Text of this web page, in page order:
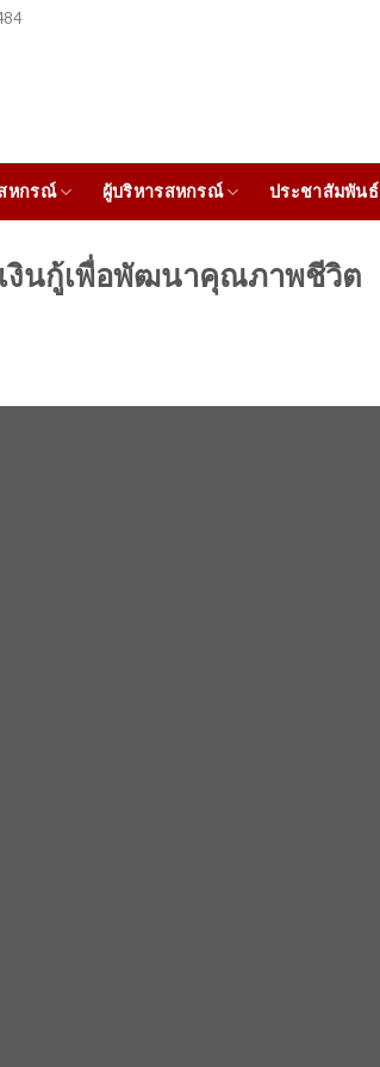
หกรณ์ ผู้บริหารสหกรณ์ ประชาสัมพันธ์
งินกู้เพื่อพัฒนาคุณภาพชีวิต